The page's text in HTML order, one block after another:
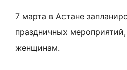
7 марта в Астане
праздничных
женщинам.